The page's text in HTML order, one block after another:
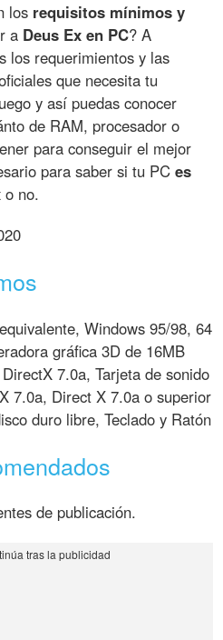
los requisitos mínimos y
a Deus Ex en PC? A
los requerimientos y las
que necesita tu
y así puedas conocer
de RAM, procesador o
para conseguir el mejor
para saber si tu PCes
o no.
Windows 95/98, 64
gráfica 3D de 16MB
7.0a, Tarjeta de sonido
7.0a, Direct X 7.0a o superior
duro libre, Teclado y Ratón
de publicación.